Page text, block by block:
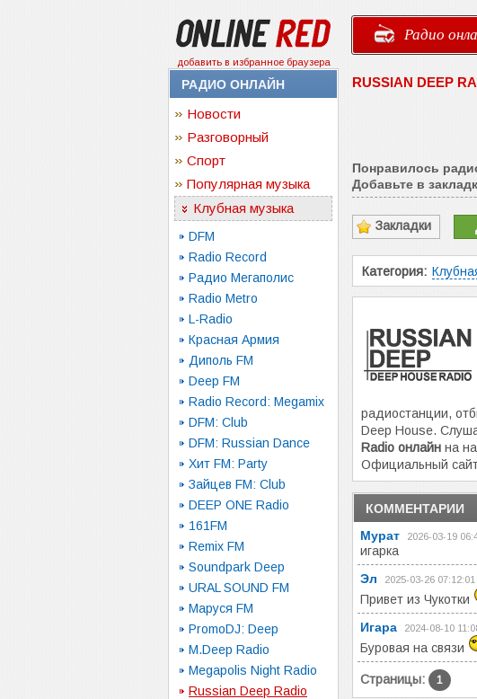
добавить в избранное браузера
Радио
РАДИО ОНЛАЙН
Новости
Разговорный
Спорт
Популярная музыка
Клубная музыка
DFM
Radio Record
Радио Мегаполис
Radio Metro
L-Radio
Красная Армия
Диполь FM
Deep FM
Radio Record: Megamix
DFM: Club
DFM: Russian Dance
Хит FM: Party
Зайцев FM: Club
DEEP ONE Radio
161FM
Remix FM
Soundpark Deep
URAL SOUND FM
Маруся FM
PromoDJ: Deep
M.Deep Radio
Megapolis Night Radio
Russian Deep Radio
RUSSIAN DEEP
Понравилось
Добавьте в
Закладки
Категория:
радиостанции,
Deep House.
Radio онлайн на
Официальный
КОММЕНТАРИИ
Мурат
2026-03-19
игарка
Эл
2025-03-26 07:12:01
Привет из Чукотки
Игара
2024-08-10
Буровая на связи
Страницы: 1